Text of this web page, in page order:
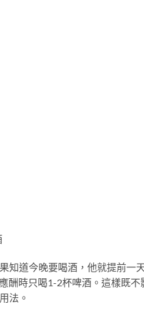
知道今晚要喝酒，他就提前一
酬時只喝1-2杯啤酒。這樣既不
法。